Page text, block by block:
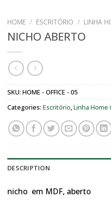
HOME / ESCRITÓRIO / LINHA
NICHO ABERTO
SKU: HOME - OFFICE - 05
Categories: Escritório Linha Home
DESCRIPTION
nicho em MDF, aberto